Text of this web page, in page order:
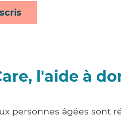
l'aide à
personnes âgées sont